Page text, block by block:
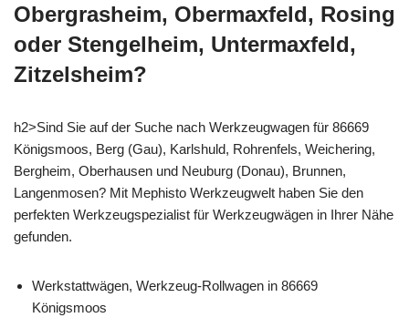
Obergrasheim, Obermaxfeld, Rosing
oder Stengelheim, Untermaxfeld,
Zitzelsheim?
h2>Sind Sie auf der Suche nach Werkzeugwagen für 86669
Königsmoos, Berg (Gau), Karlshuld, Rohrenfels, Weichering,
Bergheim, Oberhausen und Neuburg (Donau), Brunnen,
Langenmosen? Mit Mephisto Werkzeugwelt haben Sie den
perfekten Werkzeugspezialist für Werkzeugwägen in Ihrer Nähe
gefunden.
Werkstattwägen, Werkzeug-Rollwagen in 86669
Königsmoos